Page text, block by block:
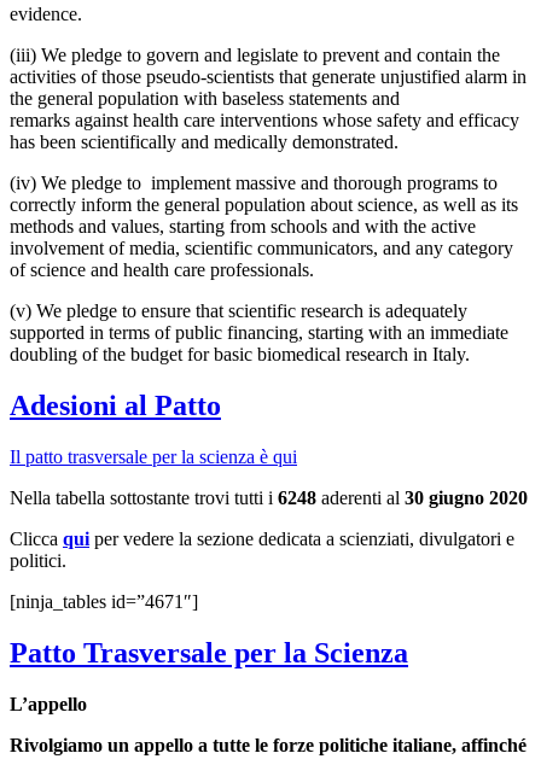
evidence.
(iii) We pledge to govern and legislate to prevent and contain the
activities of those pseudo-scientists that generate unjustified alarm in
the general population with baseless statements and
remarks against health care interventions whose safety and efficacy
has been scientifically and medically demonstrated.
(iv) We pledge to implement massive and thorough programs to
correctly inform the general population about science, as well as its
methods and values, starting from schools and with the active
involvement of media, scientific communicators, and any category
of science and health care professionals.
(v) We pledge to ensure that scientific research is adequately
supported in terms of public financing, starting with an immediate
doubling of the budget for basic biomedical research in Italy.
Adesioni al Patto
Il patto trasversale per la scienza è qui
Nella tabella sottostante trovi tutti i 6248 aderenti al 30 giugno 2020
Clicca qui per vedere la sezione dedicata a scienziati, divulgatori e
politici.
[ninja_tables id=”4671″]
Patto Trasversale per la Scienza
L’appello
Rivolgiamo un appello a tutte le forze politiche italiane, affinché